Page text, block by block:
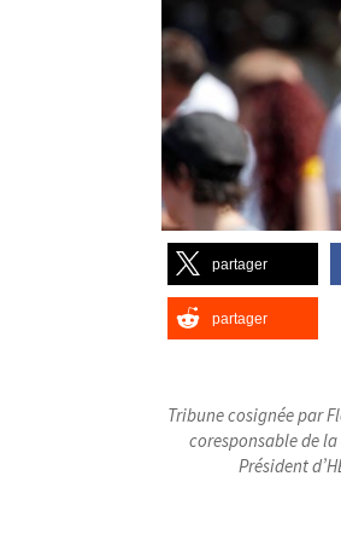
partager
partager
Tribune cosignée par
coresponsable de la
Président